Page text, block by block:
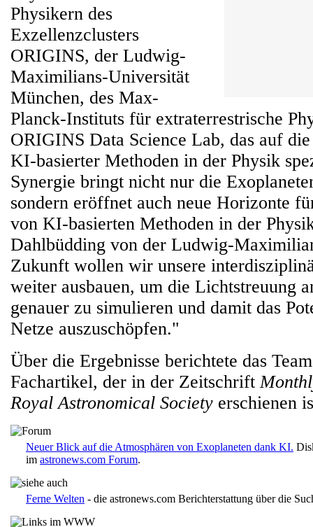
Physikern des
Exzellenzclusters
ORIGINS, der Ludwig-
Maximilians-Universität
München, des Max-
Planck-Instituts für extraterrestrische
ORIGINS Data Science Lab, das auf
KI-basierter Methoden in der Physik
Synergie bringt nicht nur die
sondern eröffnet auch neue Horizonte
von KI-basierten Methoden in der
Dahlbüdding von der Ludwig-
Zukunft wollen wir unsere
weiter ausbauen, um die Lichtstreuung
genauer zu simulieren und damit das
Netze auszuschöpfen."
Über die Ergebnisse berichtete das
Fachartikel, der in der Zeitschrift
Royal Astronomical Society erschienen
Neuer Blick auf die Atmosphären von Exoplaneten dank KI.
im astronews.com Forum.
Ferne Welten - die astronews.com Berichterstattung über die